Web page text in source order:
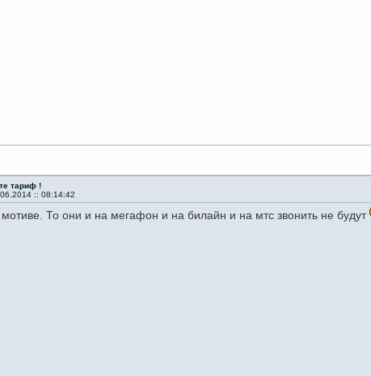
тариф !
:: 08:14:42
То они и на мегафон и на билайн и на мтс звонить не будут